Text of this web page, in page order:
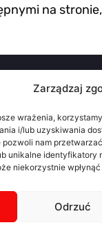
Zarządzaj
wrażenia,
i/lub uzyskiwania
pozwoli nam
unikalne identyfikatory
niekorzystnie
Odrzuć
na
darmową aplikacją
zapytań
To proste: